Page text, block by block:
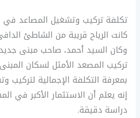
تكلفة تركيب وتشغيل المصاعد في
كانت الرياح قريبة من الشاطئ
وكان السيد أحمد، صاحب مبنى
تركيب المصعد الأمثل لسكان
بمعرفة التكلفة الإجمالية لتركيب
إنه يعلم أن الاستثمار الأكبر في
دراسة دقيقة.